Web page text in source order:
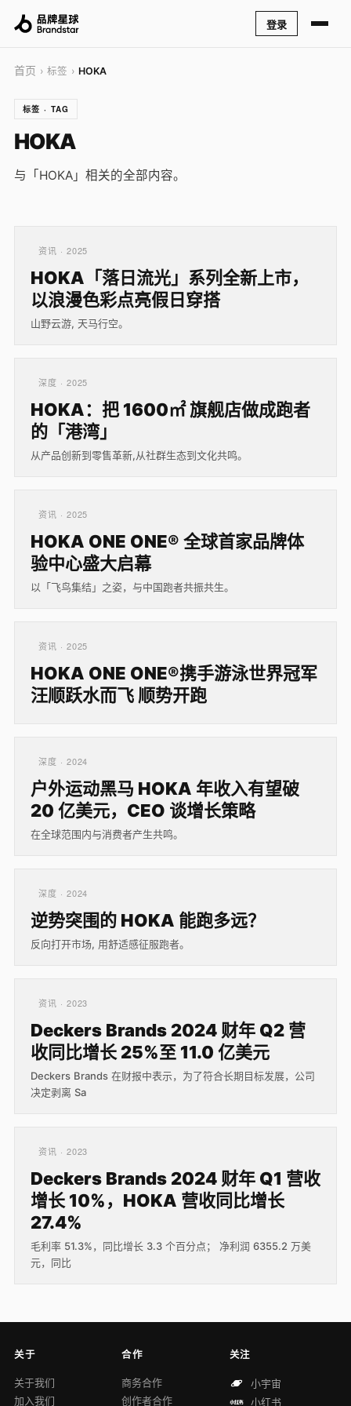
登录
首页 › 标签 › HOKA
标签 · TAG
HOKA
与「HOKA」相关的全部内容。
资讯 · 2025
HOKA「落日流光」系列全新上市，
以浪漫色彩点亮假日穿搭
山野云游, 天马行空。
深度 · 2025
HOKA：把 1600㎡ 旗舰店做成跑者
的「港湾」
从产品创新到零售革新,从社群生态到文化共鸣。
资讯 · 2025
HOKA ONE ONE® 全球首家品牌体
验中心盛大启幕
以「飞鸟集结」之姿，与中国跑者共振共生。
资讯 · 2025
HOKA ONE ONE®携手游泳世界冠军
汪顺跃水而飞 顺势开跑
深度 · 2024
户外运动黑马 HOKA 年收入有望破
20 亿美元，CEO 谈增长策略
在全球范围内与消费者产生共鸣。
深度 · 2024
逆势突围的 HOKA 能跑多远？
反向打开市场, 用舒适感征服跑者。
资讯 · 2023
Deckers Brands 2024 财年 Q2 营
收同比增长 25%至 11.0 亿美元
Deckers Brands 在财报中表示，为了符合长期目标发展，公司
决定剥离 Sa
资讯 · 2023
Deckers Brands 2024 财年 Q1 营收
增长 10%，HOKA 营收同比增长
27.4%
毛利率 51.3%，同比增长 3.3 个百分点； 净利润 6355.2 万美
元，同比
关于
关于我们
加入我们
合作
商务合作
创作者合作
关注
小宇宙
小红书